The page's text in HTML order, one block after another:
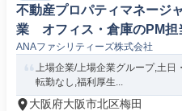
不動産プロパティマネージ
業 オフィス・倉庫のPM担
ANAファシリティーズ株式会社
上場企業/上場企業グループ,土日
転勤なし,福利厚生...
大阪府大阪市北区梅田